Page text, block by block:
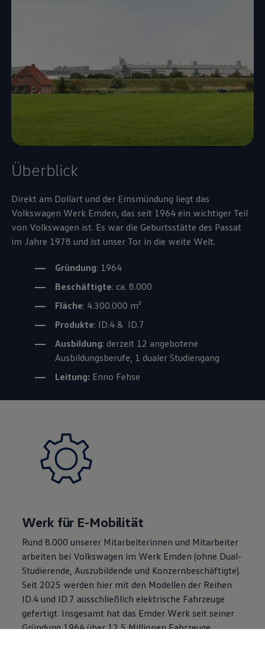
Überblick
Direkt am Dollart und der Emsmündung liegt das
Volkswagen Werk Emden, das seit 1964 ein wichtiger Teil
von Volkswagen ist. Es war die Geburtsstätte des Passat
im Jahre 1978 und ist unser Tor in die weite Welt.
Gründung: 1964
Beschäftigte: ca. 8.000
Fläche: 4.300.000 m²
Produkte: ID.4 & ID.7
Ausbildung: derzeit 12 angebotene
Ausbildungsberufe, 1 dualer Studiengang
Leitung: Enno Fehse
Werk für E-Mobilität
Rund 8.000 unserer Mitarbeiterinnen und Mitarbeiter
arbeiten bei Volkswagen im Werk Emden (ohne Dual-
Studierende, Auszubildende und Konzernbeschäftigte).
Seit 2025 werden hier mit den Modellen der Reihen
ID.4 und ID.7 ausschließlich elektrische Fahrzeuge
gefertigt. Insgesamt hat das Emder Werk seit seiner
Gründung 1964 über 12,5 Millionen Fahrzeuge